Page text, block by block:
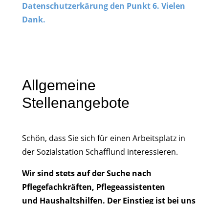
Datenschutzerkärung den Punkt 6. Vielen
Dank.
Allgemeine
Stellenangebote
Schön, dass Sie sich für einen Arbeitsplatz in
der Sozialstation Schafflund interessieren.
Wir sind stets auf der Suche nach
Pflegefachkräften, Pflegeassistenten
und Haushaltshilfen. Der Einstieg ist bei uns